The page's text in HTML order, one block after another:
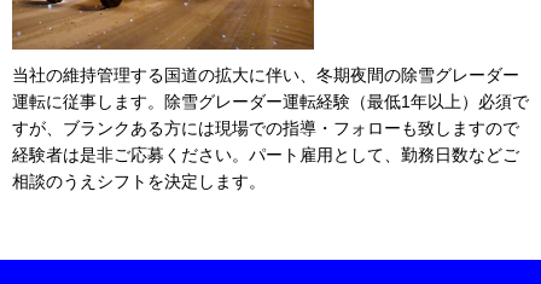
当社の維持管理する国道の拡大に伴い、冬期夜間の除雪グレーダー
運転に従事します。除雪グレーダー運転経験（最低1年以上）必須で
すが、ブランクある方には現場での指導・フォローも致しますので
経験者は是非ご応募ください。パート雇用として、勤務日数などご
相談のうえシフトを決定します。